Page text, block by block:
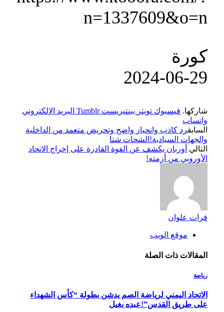
n=1337609&o=n
كورة
‎2024-‎06-‎29
شاركها. فيسبوك تويتر بينتيريست Tumblr البريد الإلكتروني
واتساب
السابقرد كاذب وانحياز واضح وتحريض متعمد من الداخلية
والجهات السيادية!الشحات شتا
التالي أوربان يكشف عن القوة القادرة على إخراج الاتحاد
الأوروبي من أزمته!
فرات علوان
موقع الويب
المقالاتذات الصلة
رياضة
الاتحاد اليمني لرياضة الصم يدشن بطولة “كأس الشهداء
على طريق القدس”!عبده بغيل